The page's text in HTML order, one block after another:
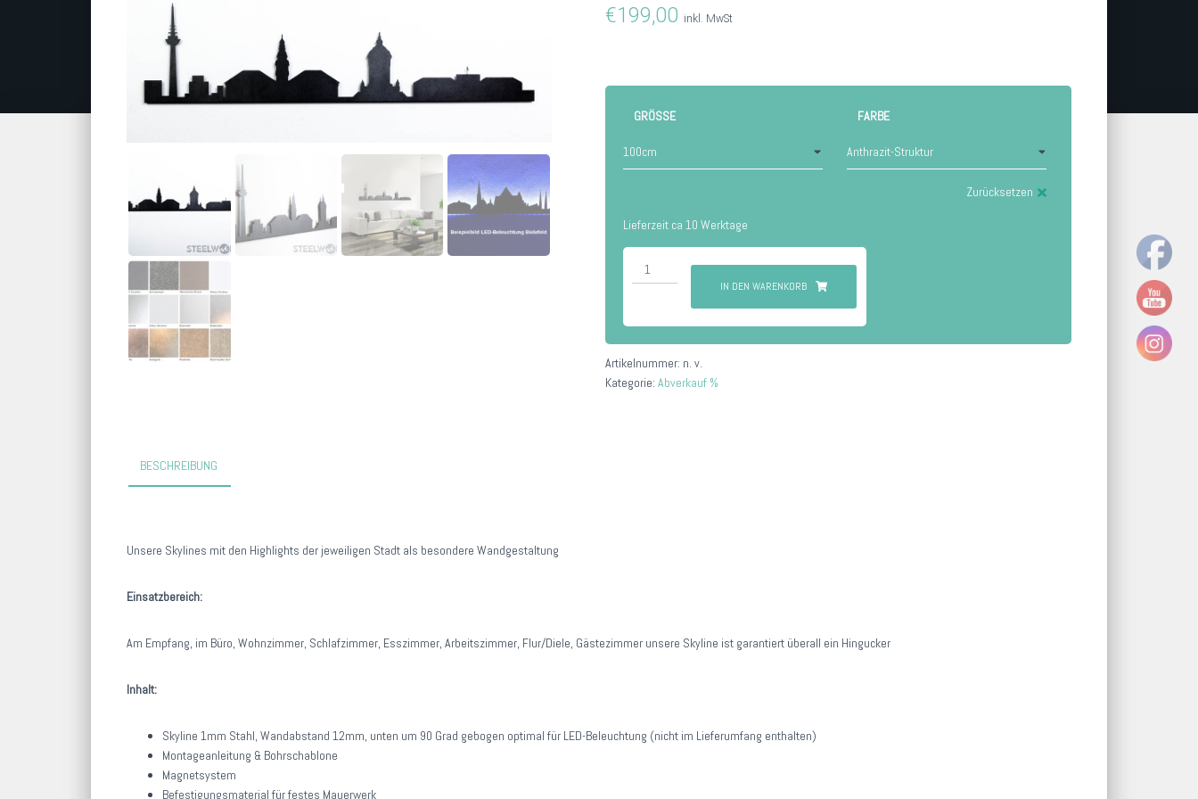
€199,00 inkl. MwSt
GRÖSSE FARBE
Zurücksetzen
Lieferzeit ca 10 Werktage
Mannheim
Menge
IN DEN WARENKORB
Artikelnummer: n. v.
Kategorie: Abverkauf %
BESCHREIBUNG
Unsere Skylines mit den Highlights der jeweiligen Stadt als besondere Wandgestaltung
Einsatzbereich:
Am Empfang, im Büro, Wohnzimmer, Schlafzimmer, Esszimmer, Arbeitszimmer, Flur/Diele, Gästezimmer unsere Skyline ist garantiert überall ein Hingucker
Inhalt:
Skyline 1mm Stahl, Wandabstand 12mm, unten um 90 Grad gebogen optimal für LED-Beleuchtung (nicht im Lieferumfang enthalten)
Montageanleitung & Bohrschablone
Magnetsystem
Befestigungsmaterial für festes Mauerwerk